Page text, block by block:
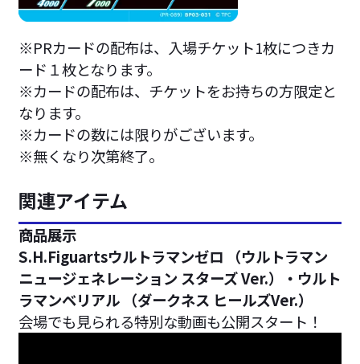
※PRカードの配布は、入場チケット1枚につきカ
ード１枚となります。
※カードの配布は、チケットをお持ちの方限定と
なります。
※カードの数には限りがございます。
※無くなり次第終了。
関連アイテム
商品展示
S.H.Figuartsウルトラマンゼロ （ウルトラマン
ニュージェネレーション スターズ Ver.）・ウルト
ラマンベリアル （ダークネス ヒールズVer.）
会場でも見られる特別な動画も公開スタート！